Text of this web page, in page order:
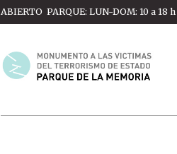
ABIERTO PARQUE: LUN-DOM: 10 a 18